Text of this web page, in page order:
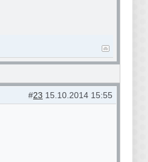
#23 15.10.2014 15:55